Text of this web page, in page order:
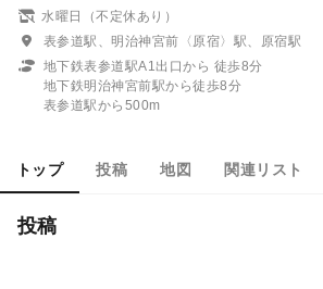
水曜日（不定休あり）
表参道駅、明治神宮前〈原宿〉駅、原宿駅
地下鉄表参道駅A1出口から 徒歩8分
地下鉄明治神宮前駅から徒歩8分
表参道駅から500m
トップ 投稿 地図 関連リスト
投稿